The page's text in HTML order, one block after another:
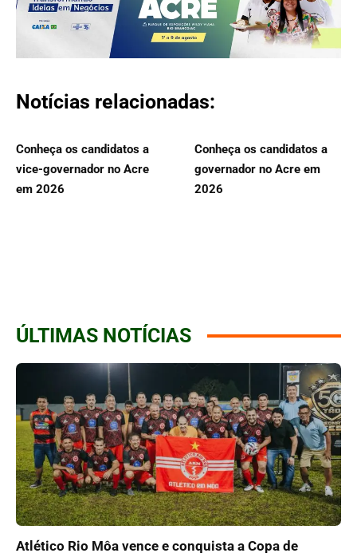
Notícias relacionadas:
Conheça os candidatos a
vice-governador no Acre
em 2026
Conheça os candidatos a
governador no Acre em
2026
ÚLTIMAS NOTÍCIAS
Atlético Rio Môa vence e conquista a Copa de